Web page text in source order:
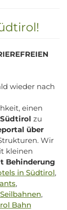
wieder nach
einen
zu
über
Wir
kleinen
Behinderung
in Südtirol,
,
Seilbahnen,
Bahn